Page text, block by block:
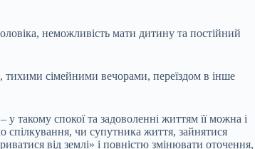
неможливість мати дитину та постійний
тихими сімейними вечорами, переїздом в інше
такому спокої та задоволенні життям її можна і
спілкування, чи супутника життя, зайнятися
від землі» і повністю змінювати оточення,